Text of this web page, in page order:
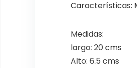
Características:
Medidas:
largo: 20 cms
Alto: 6.5 cms